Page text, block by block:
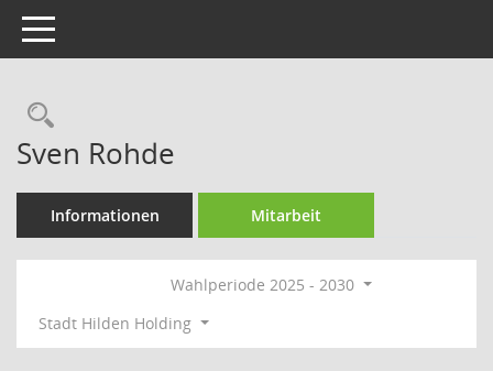
Toggle navigation
Rechercheauswahl
Sven Rohde
Informationen Mitarbeit
Wahlperiode 2025 - 2030
Stadt Hilden Holding